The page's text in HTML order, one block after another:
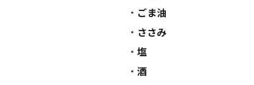
ごま油
ささみ
塩
酒